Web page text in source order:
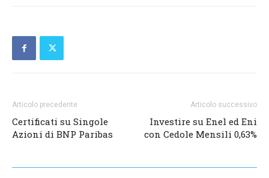
Articolo precedente
Certificati su Singole
Azioni di BNP Paribas
Articolo successivo
Investire su Enel ed Eni
con Cedole Mensili 0,63%